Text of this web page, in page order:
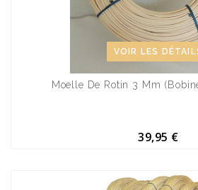
VOIR LES
Moelle De Rotin 3 Mm
39,95 €